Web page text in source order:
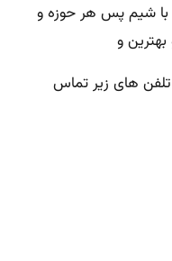
با شیم پس هر حوزه و
و
تلفن های زیر تماس